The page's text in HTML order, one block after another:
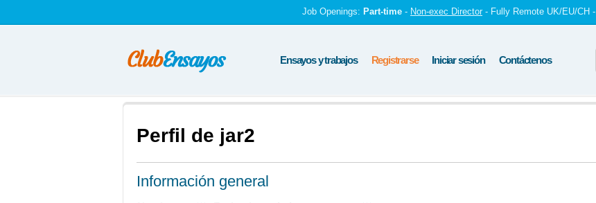
Job Openings: Part-time - Non-exec Director - Fully Remote UK/EU/CH -
Ensayos y trabajos Registrarse Iniciar sesión Contáctenos
Perfil de jar2
Información general